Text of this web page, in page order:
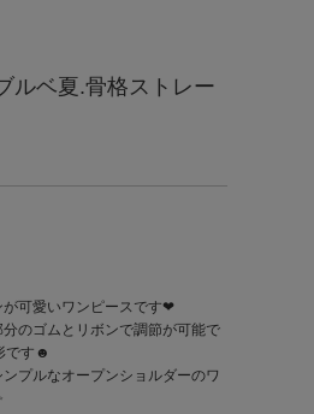
ルベ夏.骨格ストレー
可愛いワンピースです‪‪❤︎‬
のゴムとリボンで調節が可能で
です☻
プルなオープンショルダーのワ